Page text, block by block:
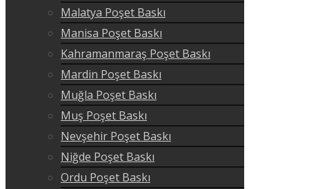
Malatya Poşet Baskı
Manisa Poşet Baskı
Kahramanmaraş Poşet Baskı
Mardin Poşet Baskı
Muğla Poşet Baskı
Muş Poşet Baskı
Nevşehir Poşet Baskı
Niğde Poşet Baskı
Ordu Poşet Baskı